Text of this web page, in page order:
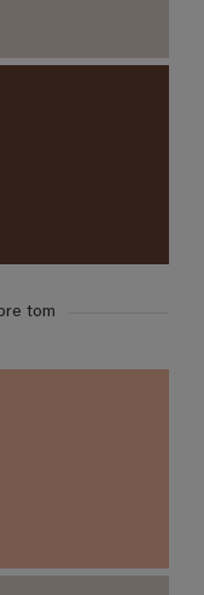
tom